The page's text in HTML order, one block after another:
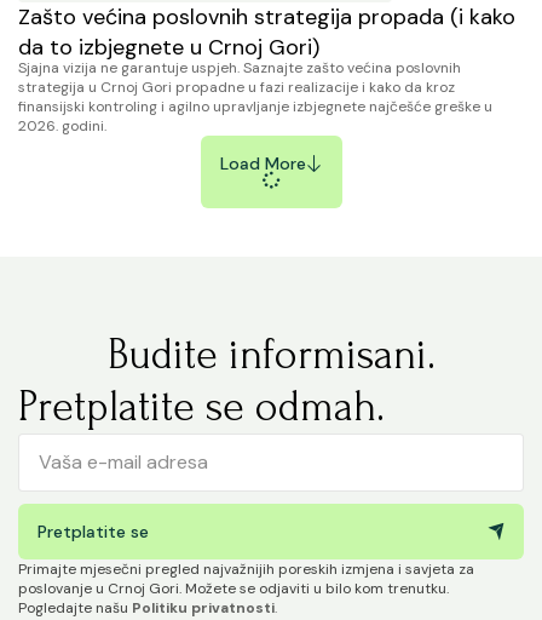
Zašto većina poslovnih strategija propada (i kako
da to izbjegnete u Crnoj Gori)
Sjajna vizija ne garantuje uspjeh. Saznajte zašto većina poslovnih
strategija u Crnoj Gori propadne u fazi realizacije i kako da kroz
finansijski kontroling i agilno upravljanje izbjegnete najčešće greške u
2026. godini.
Load More
Budite informisani.
Pretplatite se odmah.
Pretplatite se
Primajte mjesečni pregled najvažnijih poreskih izmjena i savjeta za
poslovanje u Crnoj Gori. Možete se odjaviti u bilo kom trenutku.
Pogledajte našu Politiku privatnosti.